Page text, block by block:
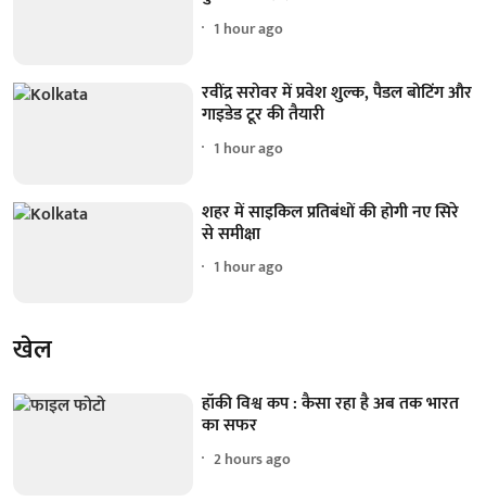
1 hour ago
रवींद्र सरोवर में प्रवेश शुल्क, पैडल बोटिंग और
गाइडेड टूर की तैयारी
1 hour ago
शहर में साइकिल प्रतिबंधों की होगी नए सिरे
से समीक्षा
1 hour ago
खेल
हॉकी विश्व कप : कैसा रहा है अब तक भारत
का सफर
2 hours ago